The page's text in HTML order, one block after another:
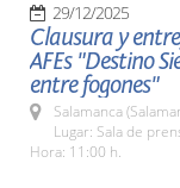
29/12/2025
Clausura y
AFEs "Destino
entre fogones"
Salamanca
Lugar: Sala de
Hora: 11:00 h.